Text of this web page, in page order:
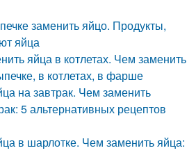
заменить яйцо. Продукты,
яйца
яйца в котлетах. Чем заменить
в котлетах, в фарше
на завтрак. Чем заменить
5 альтернативных рецептов
в шарлотке. Чем заменить яйца: